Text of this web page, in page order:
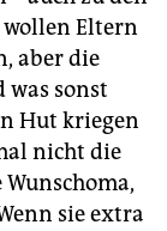
Eltern
aber die
was sonst
Hut kriegen
nicht die
sie extra